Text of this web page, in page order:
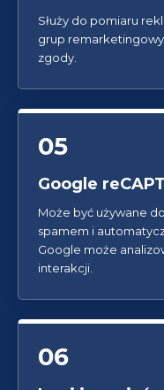
Służy do pomiaru
grup
zgody.
05
Google
Może być używane
spamem i
Google może
interakcji.
06